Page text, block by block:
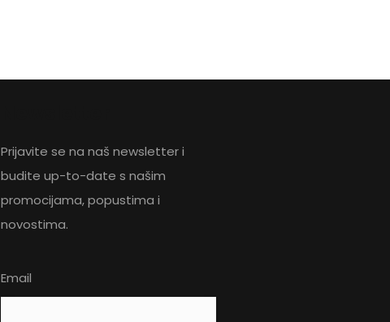
Prijavite se na naš newsletter i
budite up-to-date s našim
promocijama, popustima i
novostima.
Email